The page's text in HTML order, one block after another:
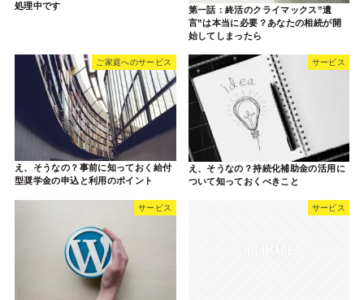
処理中です
第一話：終活のクライマックス”遺
言”は本当に必要？あなたの相続が開
始してしまったら
ご家庭へのサービス
え、そうなの？事前に知っておく給付
型奨学金の申込と利用のポイント
サービス
え、そうなの？持続化補助金の活用に
ついて知っておくべきこと
サービス サービス